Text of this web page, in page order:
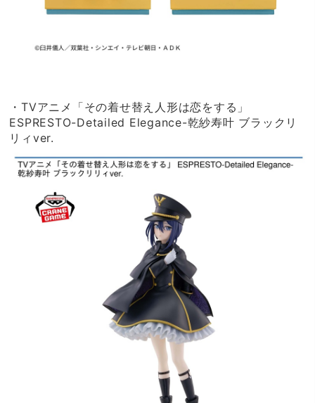
・TVアニメ「その着せ替え人形は恋をする」
ESPRESTO-Detailed Elegance-乾紗寿叶 ブラックリ
リィver.